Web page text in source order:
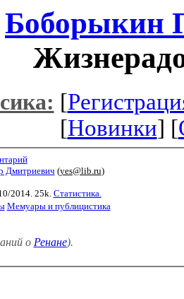
Боборыкин
[
[Новинки] [
Дмитриевич (yes@lib.ru)
2014. 25k. Статистика.
Мемуары и публицистика
о Ренане).